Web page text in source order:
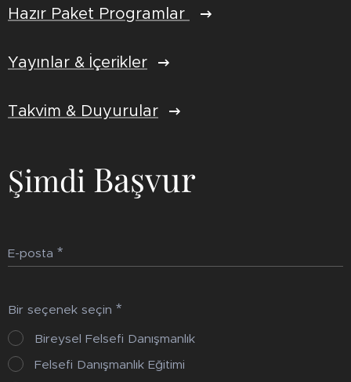
Hazır Paket Programlar
Yayınlar & İçerikler
Takvim & Duyurular
Şimdi Başvur
E-posta
Bir seçenek seçin
Bireysel Felsefi Danışmanlık
Felsefi Danışmanlık Eğitimi